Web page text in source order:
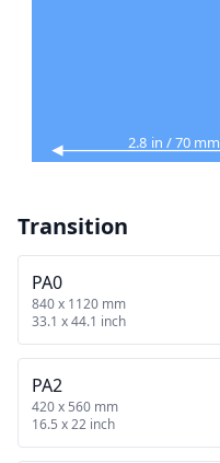
2.8 in / 70 mm
Transition
PA0
840 x 1120 mm
33.1 x 44.1 inch
PA2
420 x 560 mm
16.5 x 22 inch